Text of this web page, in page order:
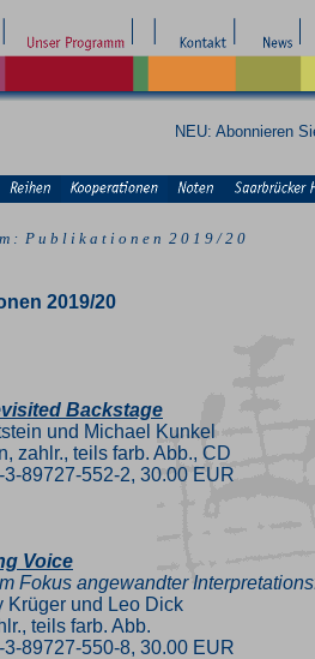
NEU: Abonnieren
: P u b l i k a t i o n e n 2 0 1 9 / 2 0
2019/20
Backstage
und Michael Kunkel
zahlr., teils farb. Abb., CD
3-89727-552-2, 30.00 EUR
Voice
Fokus angewandter
Krüger und Leo Dick
teils farb. Abb.
3-89727-550-8, 30.00 EUR